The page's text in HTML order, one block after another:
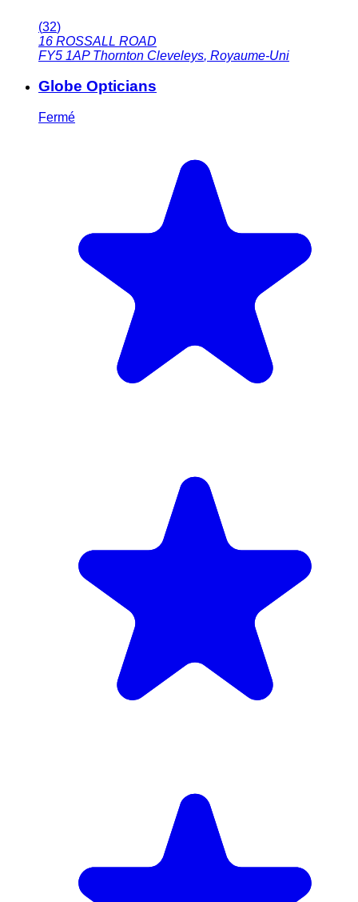
(32)
16 ROSSALL ROAD
FY5 1AP Thornton Cleveleys, Royaume-Uni
Globe Opticians
Fermé